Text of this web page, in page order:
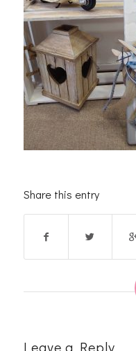
Share this entry
Leave a Reply